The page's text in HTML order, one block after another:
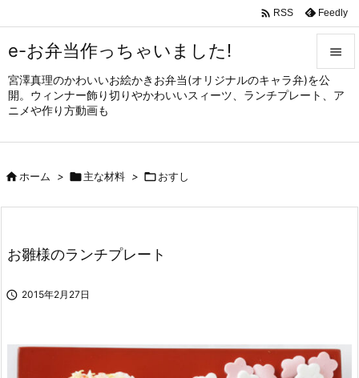
e-お弁当作っちゃいました!
宮澤真理のかわいいお絵かきお弁当(オリジナルのキャラ弁)を公
開。ウィンナー飾り切りやかわいいスィーツ、ランチプレート、ア
ニメや作り方動画も


メニュ
サイド

 RSS Feedly
ホーム > 主な材料 > おすし
お雛様のランチプレート
 2015年2月27日